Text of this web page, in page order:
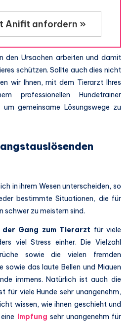
Anifit anfordern »
den Ursachen arbeiten und damit
schützen. Sollte auch dies nicht
wir Ihnen, mit dem Tierarzt Ihres
professionellen Hundetrainer
gemeinsame Lösungswege zu
in ihrem Wesen unterscheiden, so
bestimmte Situationen, die für
schwer zu meistern sind.
der Gang zum Tierarzt für viele
viel Stress einher. Die Vielzahl
sowie die vielen fremden
sowie das laute Bellen und Miauen
immens. Natürlich ist auch die
für viele Hunde sehr unangenehm,
wissen, wie ihnen geschieht und
Impfung sehr unangenehm für